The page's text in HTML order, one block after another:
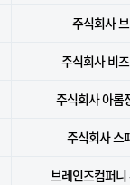
주식회사
주식회사 비
주식회사 아롬
주식회사 스
브레인즈컴퍼니